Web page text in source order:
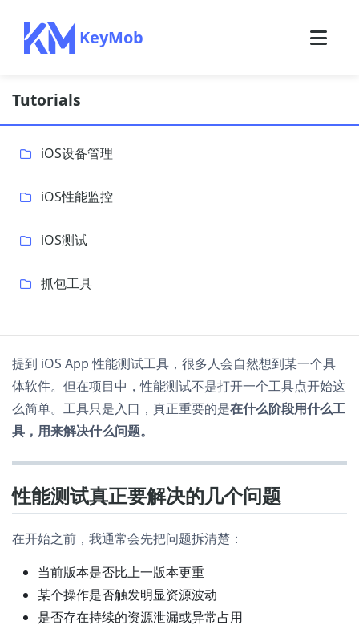
KeyMob
Tutorials
iOS设备管理
iOS性能监控
iOS测试
抓包工具
提到 iOS App 性能测试工具，很多人会自然想到某一个具
体软件。但在项目中，性能测试不是打开一个工具点开始这
么简单。工具只是入口，真正重要的是在什么阶段用什么工
具，用来解决什么问题。
性能测试真正要解决的几个问题
在开始之前，我通常会先把问题拆清楚：
当前版本是否比上一版本更重
某个操作是否触发明显资源波动
是否存在持续的资源泄漏或异常占用